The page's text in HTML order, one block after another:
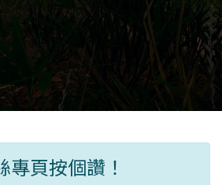
專頁按個讚！